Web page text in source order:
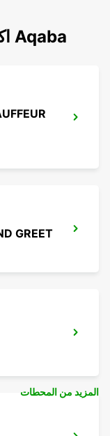
اكتشف محطاتنا الشهيرة حول Aqaba
GREET
المزيد من المحطات